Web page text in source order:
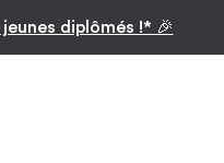
!* 🎉 Inspiration par